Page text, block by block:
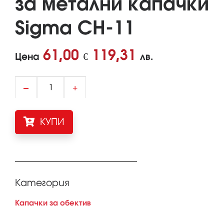
Sigma CH-11
Цена 61,00 € 119,31 лв.
– +
КУПИ
Категория
Капачки за обектив